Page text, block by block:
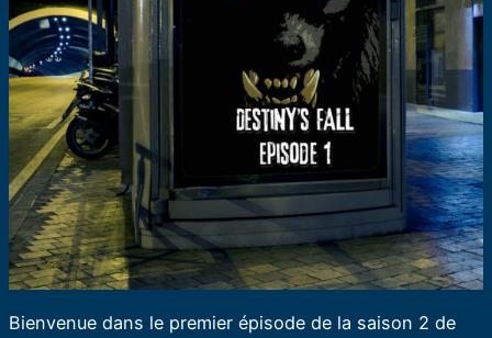
Bienvenue dans le premier épisode de la saison 2 de